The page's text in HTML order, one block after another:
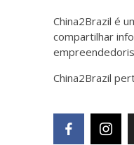
China2Brazil é
compartilhar
China2Brazil